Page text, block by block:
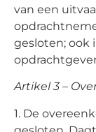
van een
gesloten; ook
Artikel 3 –
1. De